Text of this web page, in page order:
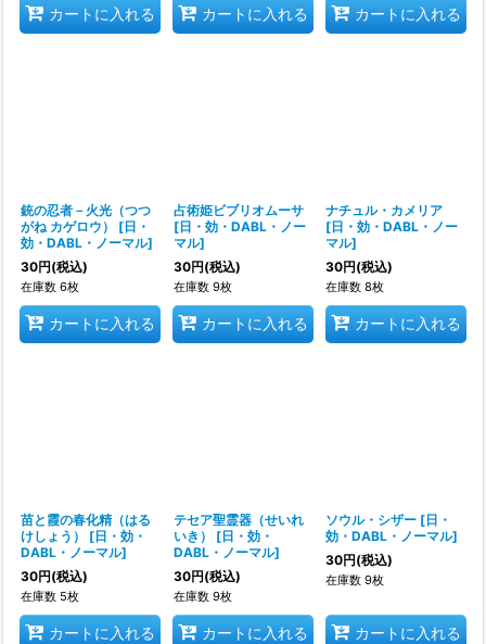
カートに入れる カートに入れる カートに入れる
銃の忍者－火光（つつ
がね カゲロウ）
[日・
効・DABL・ノーマル]
30円(税込)
在庫数 6枚
カートに入れる
占術姫ビブリオムーサ
[日・効・DABL・ノー
マル]
30円(税込)
在庫数 9枚
カートに入れる
ナチュル・カメリア
[日・効・DABL・ノー
マル]
30円(税込)
在庫数 8枚
カートに入れる
苗と霞の春化精（はる
けしょう）
[日・効・
DABL・ノーマル]
30円(税込)
在庫数 5枚
カートに入れる
テセア聖霊器（せいれ
いき）
[日・効・
DABL・ノーマル]
30円(税込)
在庫数 9枚
カートに入れる
ソウル・シザー [日・
効・DABL・ノーマル]
30円(税込)
在庫数 9枚
カートに入れる